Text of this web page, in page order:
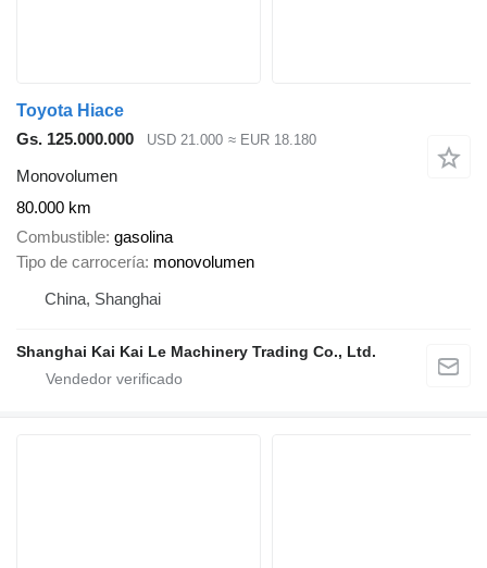
Toyota Hiace
Gs. 125.000.000
USD 21.000 ≈ EUR 18.180
Monovolumen
80.000 km
Combustible gasolina
Tipo de carrocería monovolumen
China, Shanghai
Shanghai Kai Kai Le Machinery Trading Co., Ltd.